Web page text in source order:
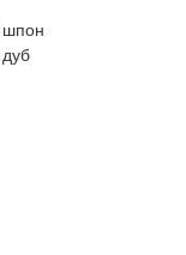
шпон